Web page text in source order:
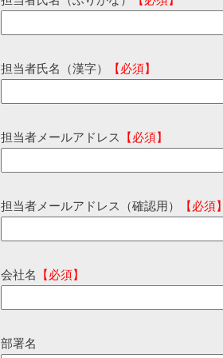
担当者氏名（漢字） 【必須】
担当者メールアドレス 【必須】
担当者メールアドレス（確認用） 【必須
会社名 【必須】
部署名